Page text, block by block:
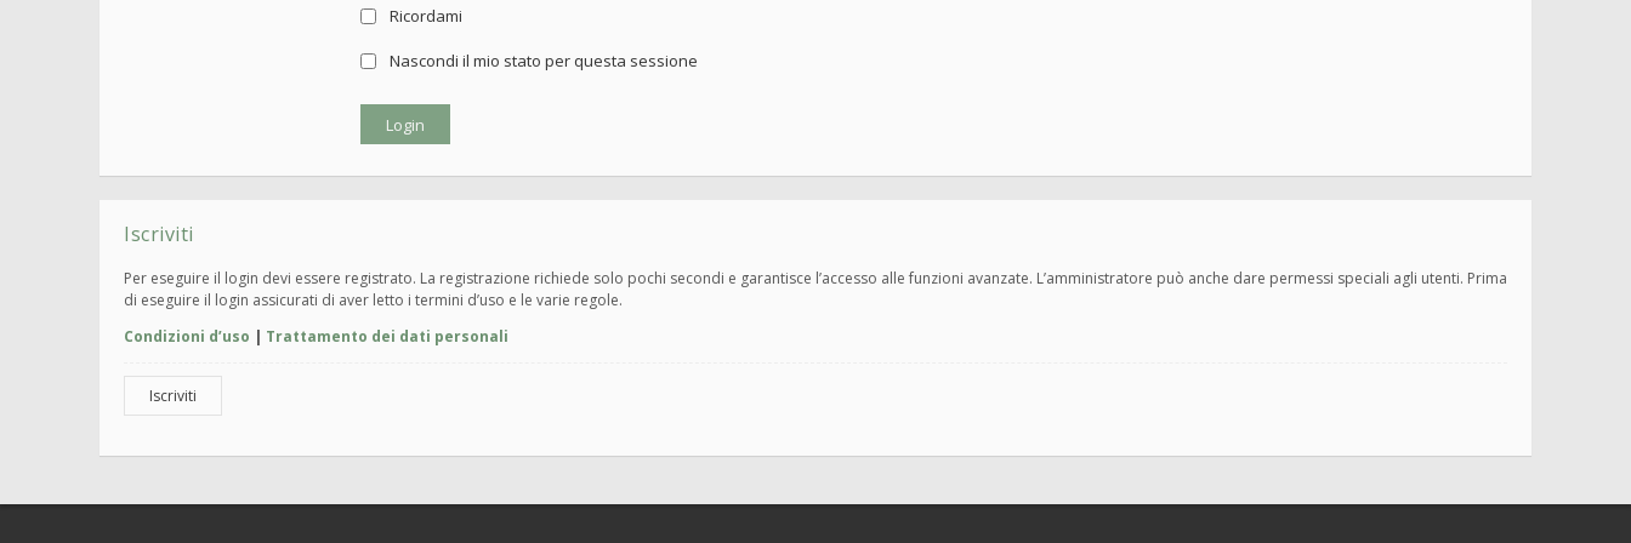
Ricordami
Nascondi il mio stato per questa sessione
Iscriviti
Per eseguire il login devi essere registrato. La registrazione richiede solo pochi secondi e garantisce l’accesso alle funzioni avanzate. L’amministratore può anche dare permessi speciali agli utenti. Prima
di eseguire il login assicurati di aver letto i termini d’uso e le varie regole.
Condizioni d’uso | Trattamento dei dati personali
Iscriviti